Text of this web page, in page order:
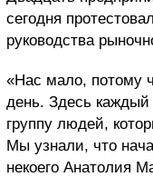
сегодня
руководства
«Нас мало, потому
день. Здесь каждый
группу людей,
Мы узнали, что
некоего Анатолия